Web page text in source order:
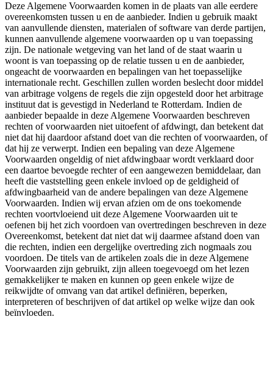
Deze Algemene Voorwaarden komen in de plaats van alle eerdere
overeenkomsten tussen u en de aanbieder. Indien u gebruik maakt
van aanvullende diensten, materialen of software van derde partijen,
kunnen aanvullende algemene voorwaarden op u van toepassing
zijn. De nationale wetgeving van het land of de staat waarin u
woont is van toepassing op de relatie tussen u en de aanbieder,
ongeacht de voorwaarden en bepalingen van het toepasselijke
internationale recht. Geschillen zullen worden beslecht door middel
van arbitrage volgens de regels die zijn opgesteld door het arbitrage
instituut dat is gevestigd in Nederland te Rotterdam. Indien de
aanbieder bepaalde in deze Algemene Voorwaarden beschreven
rechten of voorwaarden niet uitoefent of afdwingt, dan betekent dat
niet dat hij daardoor afstand doet van die rechten of voorwaarden, of
dat hij ze verwerpt. Indien een bepaling van deze Algemene
Voorwaarden ongeldig of niet afdwingbaar wordt verklaard door
een daartoe bevoegde rechter of een aangewezen bemiddelaar, dan
heeft die vaststelling geen enkele invloed op de geldigheid of
afdwingbaarheid van de andere bepalingen van deze Algemene
Voorwaarden. Indien wij ervan afzien om de ons toekomende
rechten voortvloeiend uit deze Algemene Voorwaarden uit te
oefenen bij het zich voordoen van overtredingen beschreven in deze
Overeenkomst, betekent dat niet dat wij daarmee afstand doen van
die rechten, indien een dergelijke overtreding zich nogmaals zou
voordoen. De titels van de artikelen zoals die in deze Algemene
Voorwaarden zijn gebruikt, zijn alleen toegevoegd om het lezen
gemakkelijker te maken en kunnen op geen enkele wijze de
reikwijdte of omvang van dat artikel definiëren, beperken,
interpreteren of beschrijven of dat artikel op welke wijze dan ook
beïnvloeden.